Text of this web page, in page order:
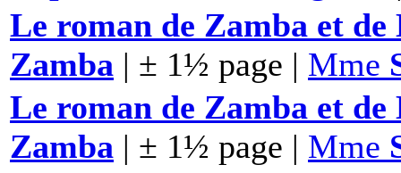
Le roman de Zamba et
Zamba | ± 1½ page | Mme
Le roman de Zamba et
Zamba | ± 1½ page | Mme